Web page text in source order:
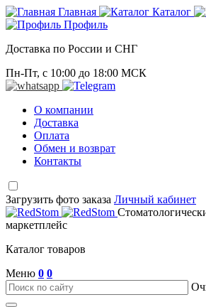
Главная Каталог
Профиль
Доставка по России и СНГ
Пн-Пт, с 10:00 до 18:00 МСК
О компании
Доставка
Оплата
Обмен и возврат
Контакты
Загрузить фото заказа Личный кабинет
маркетплейс
Каталог товаров
Меню 0 0